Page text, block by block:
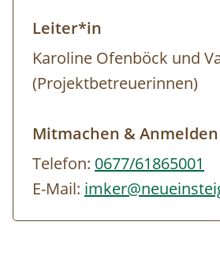
Leiter*in
Karoline Ofenböck und
(Projektbetreuerinnen)
Mitmachen & Anmelden
Telefon: 0677/61865001
E-Mail: